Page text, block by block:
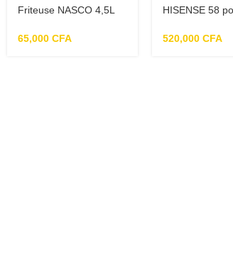
Friteuse NASCO 4,5L
65,000 CFA
HISENSE 58
VIDAA TV LED
520,000 CFA